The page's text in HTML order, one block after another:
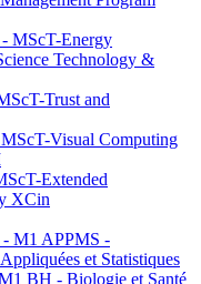
MScT-Energy
Technology &
Trust and
Visual Computing
Extended
XCin
M1 APPMS -
et Statistiques
BH - Biologie et Santé